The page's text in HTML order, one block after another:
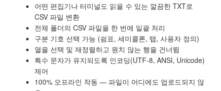
어떤 편집기나 터미널도 읽을 수 있는 깔끔한 TXT로
CSV 파일 변환
전체 폴더의 CSV 파일을 한 번에 일괄 처리
구분 기호 선택 가능 (쉼표, 세미콜론, 탭, 사용자 정의)
열을 선택 및 재정렬하고 원치 않는 행을 건너뜀
특수 문자가 유지되도록 인코딩(UTF-8, ANSI, Unicode)
제어
100% 오프라인 작동 — 파일이 어디에도 업로드되지 않